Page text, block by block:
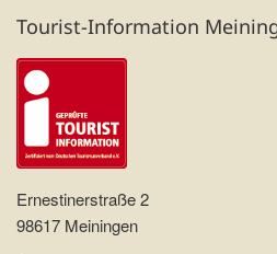
Tourist-Information
Ernestinerstraße 2
98617 Meiningen